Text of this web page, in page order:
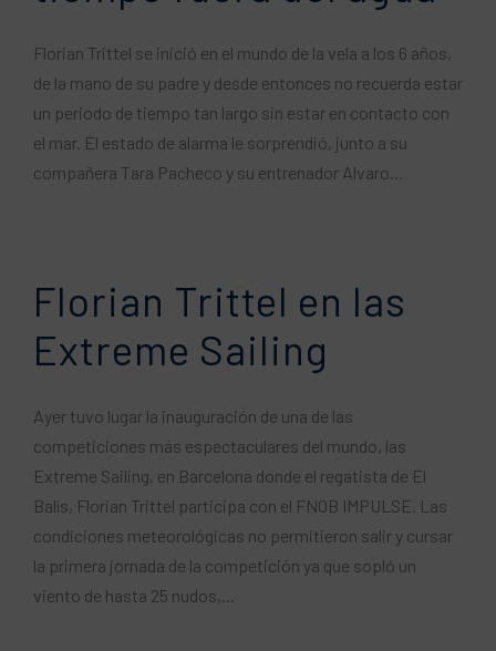
Florian Trittel se inició en el mundo de la vela a los 6 años,
de la mano de su padre y desde entonces no recuerda estar
un periodo de tiempo tan largo sin estar en contacto con
el mar. El estado de alarma le sorprendió, junto a su
compañera Tara Pacheco y su entrenador Alvaro...
Florian Trittel en las
Extreme Sailing
Ayer tuvo lugar la inauguración de una de las
competiciones más espectaculares del mundo, las
Extreme Sailing, en Barcelona donde el regatista de El
Balís, Florian Trittel participa con el FNOB IMPULSE. Las
condiciones meteorológicas no permitieron salir y cursar
la primera jornada de la competición ya que sopló un
viento de hasta 25 nudos,...